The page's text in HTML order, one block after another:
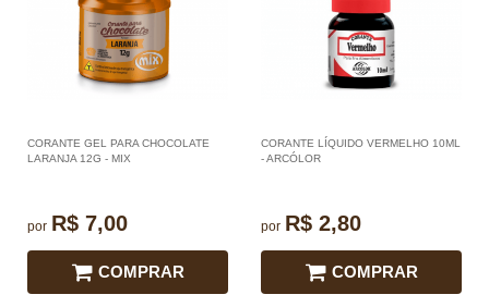
CORANTE GEL PARA CHOCOLATE
LARANJA 12G - MIX
por R$ 7,00
COMPRAR
CORANTE LÍQUIDO VERMELHO 10ML
- ARCÓLOR
por R$ 2,80
COMPRAR